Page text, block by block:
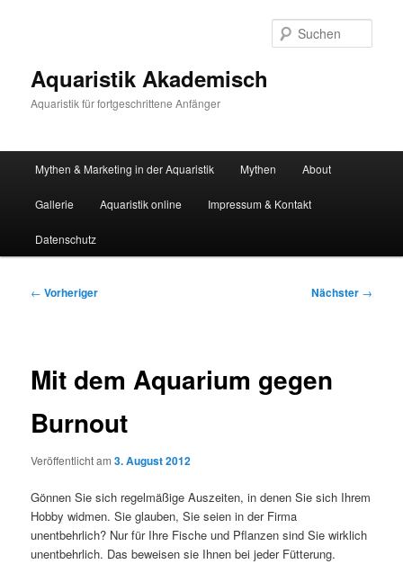
Aquaristik Akademisch
Aquaristik für fortgeschrittene Anfänger
Mythen & Marketing in der Aquaristik Mythen About
Gallerie Aquaristik online Impressum & Kontakt
Datenschutz
Beitragsnavigation
← Vorheriger Nächster →
Mit dem Aquarium gegen
Burnout
Veröffentlicht am3. August 2012
Gönnen Sie sich regelmäßige Auszeiten, in denen Sie sich Ihrem
Hobby widmen. Sie glauben, Sie seien in der Firma
unentbehrlich? Nur für Ihre Fische und Pflanzen sind Sie wirklich
unentbehrlich. Das beweisen sie Ihnen bei jeder Fütterung.